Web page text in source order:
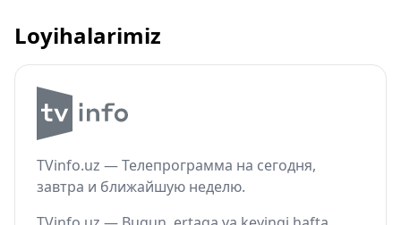
Loyihalarimiz
TVinfo.uz — Телепрограмма на сегодня,
завтра и ближайшую неделю.